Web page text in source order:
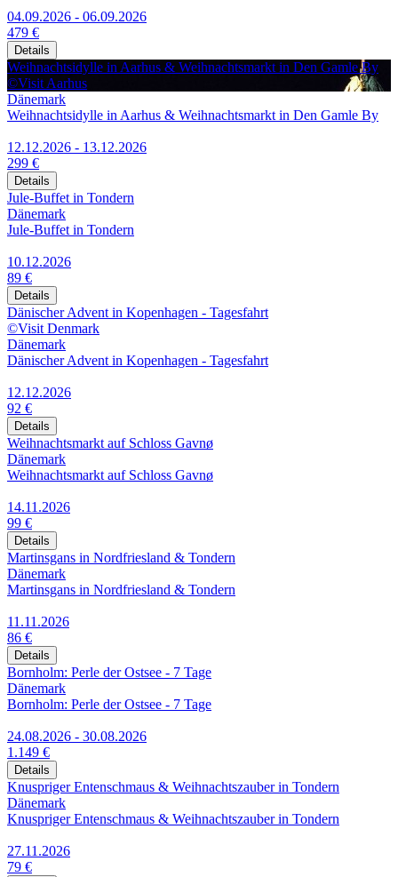
04.09.2026 - 06.09.2026
479 €
Details
Weihnachtsidylle in Aarhus & Weihnachtsmarkt in Den Gamle By
©Visit Aarhus
Dänemark
Weihnachtsidylle in Aarhus & Weihnachtsmarkt in Den Gamle By
12.12.2026 - 13.12.2026
299 €
Details
Jule-Buffet in Tondern
Dänemark
Jule-Buffet in Tondern
10.12.2026
89 €
Details
Dänischer Advent in Kopenhagen - Tagesfahrt
©Visit Denmark
Dänemark
Dänischer Advent in Kopenhagen - Tagesfahrt
12.12.2026
92 €
Details
Weihnachtsmarkt auf Schloss Gavnø
Dänemark
Weihnachtsmarkt auf Schloss Gavnø
14.11.2026
99 €
Details
Martinsgans in Nordfriesland & Tondern
Dänemark
Martinsgans in Nordfriesland & Tondern
11.11.2026
86 €
Details
Bornholm: Perle der Ostsee - 7 Tage
Dänemark
Bornholm: Perle der Ostsee - 7 Tage
24.08.2026 - 30.08.2026
1.149 €
Details
Knuspriger Entenschmaus & Weihnachtszauber in Tondern
Dänemark
Knuspriger Entenschmaus & Weihnachtszauber in Tondern
27.11.2026
79 €